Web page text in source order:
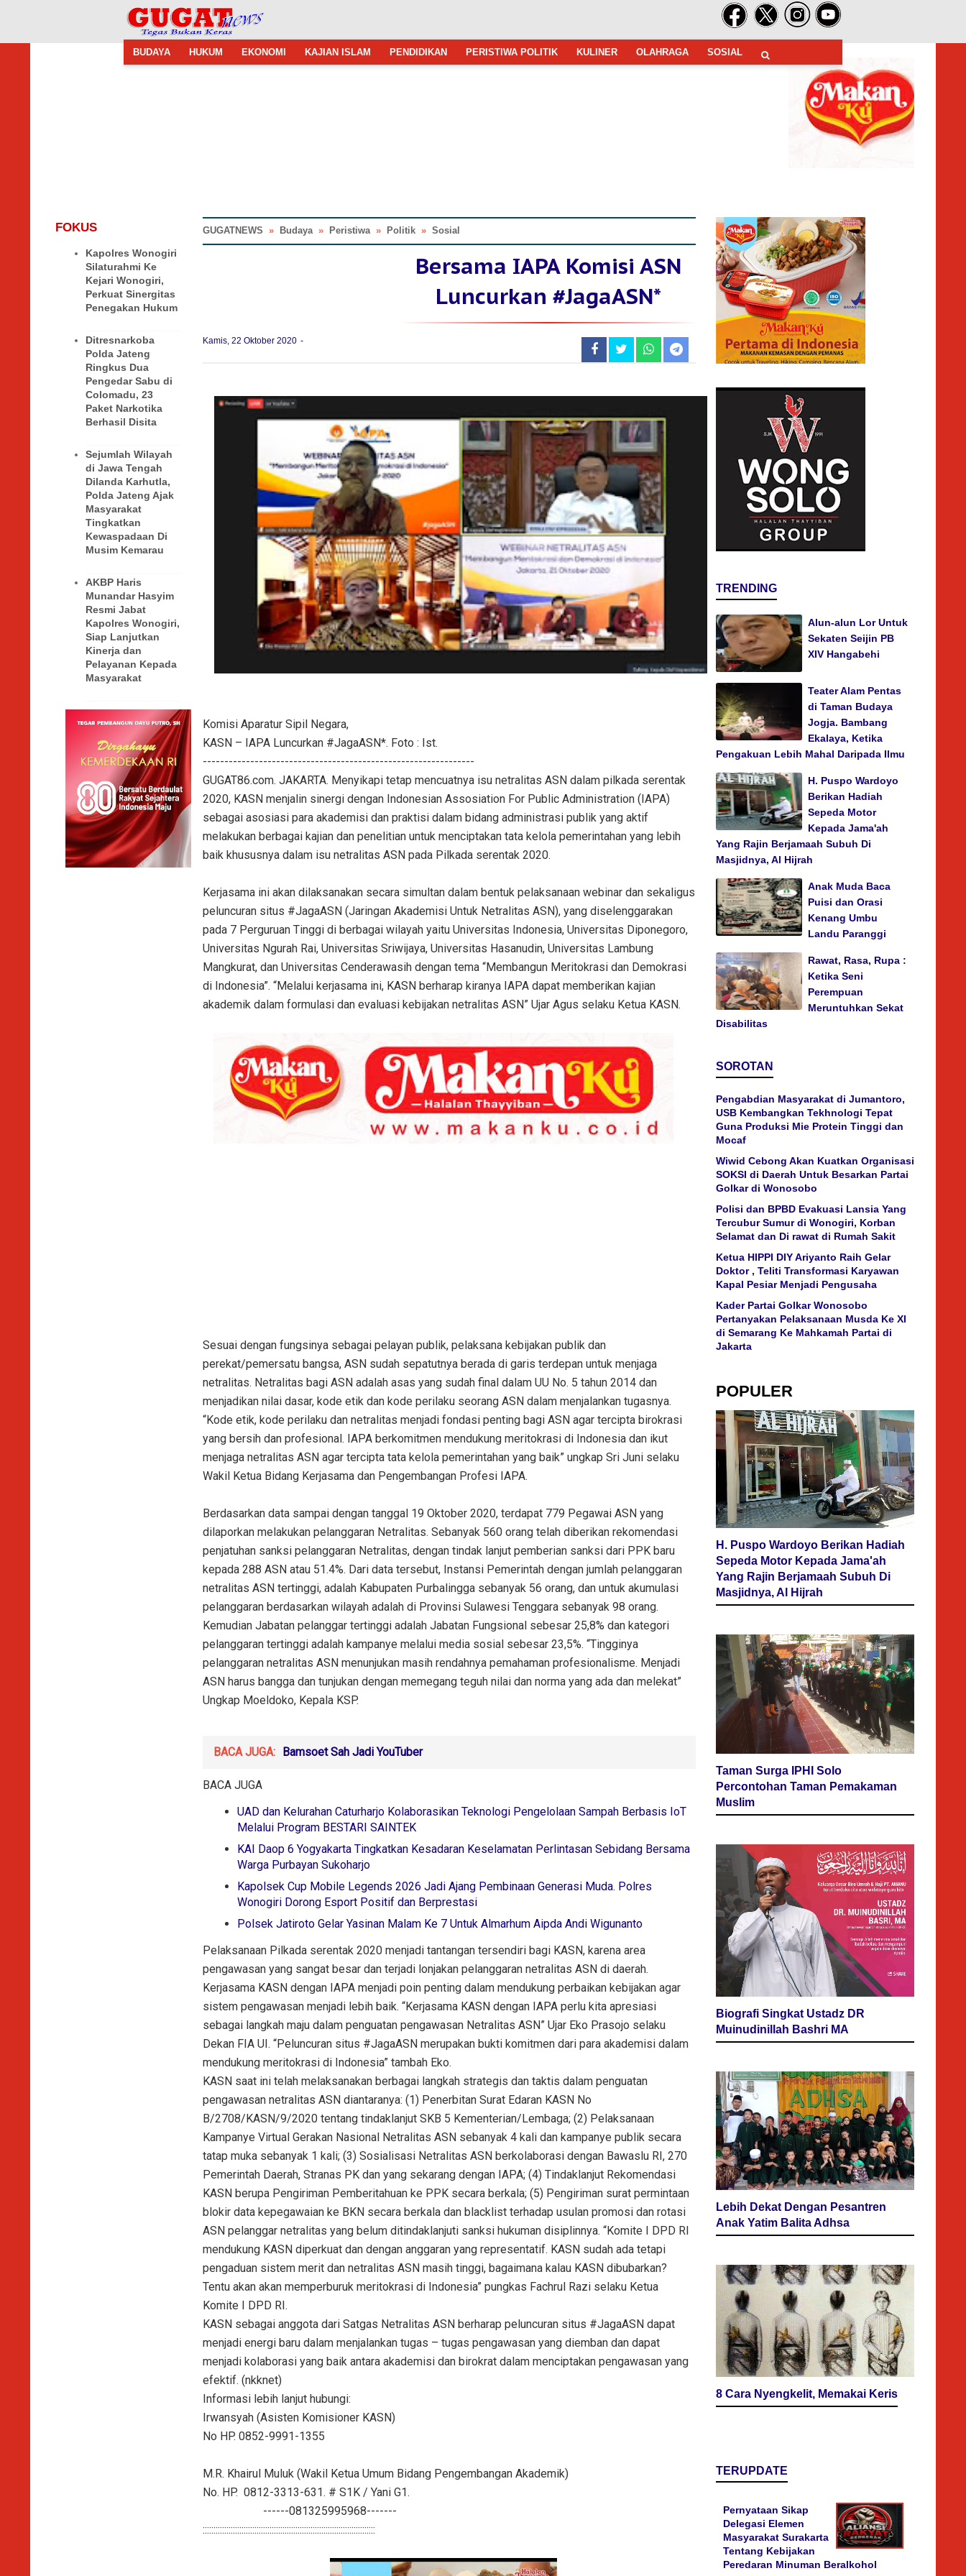
BUDAYA HUKUM EKONOMI KAJIAN ISLAM PENDIDIKAN PERISTIWA POLITIK KULINER OLAHRAGA SOSIAL
FOKUS
Kapolres Wonogiri
Silaturahmi Ke
Kejari Wonogiri,
Perkuat Sinergitas
Penegakan Hukum
Ditresnarkoba
Polda Jateng
Ringkus Dua
Pengedar Sabu di
Colomadu, 23
Paket Narkotika
Berhasil Disita
Sejumlah Wilayah
di Jawa Tengah
Dilanda Karhutla,
Polda Jateng Ajak
Masyarakat
Tingkatkan
Kewaspadaan Di
Musim Kemarau
AKBP Haris
Munandar Hasyim
Resmi Jabat
Kapolres Wonogiri,
Siap Lanjutkan
Kinerja dan
Pelayanan Kepada
Masyarakat
GUGATNEWS » Budaya » Peristiwa » Politik » Sosial
Bersama IAPA Komisi ASN
Luncurkan #JagaASN*
Kamis, 22 Oktober 2020
Komisi Aparatur Sipil Negara,
KASN – IAPA Luncurkan #JagaASN*. Foto : Ist.
---------------------------------------------------------------
GUGAT86.com. JAKARTA. Menyikapi tetap mencuatnya isu netralitas ASN dalam pilkada serentak
2020, KASN menjalin sinergi dengan Indonesian Assosiation For Public Administration (IAPA)
sebagai asosiasi para akademisi dan praktisi dalam bidang administrasi publik yang aktif
melakukan berbagai kajian dan penelitian untuk menciptakan tata kelola pemerintahan yang lebih
baik khususnya dalam isu netralitas ASN pada Pilkada serentak 2020.
Kerjasama ini akan dilaksanakan secara simultan dalam bentuk pelaksanaan webinar dan sekaligus
peluncuran situs #JagaASN (Jaringan Akademisi Untuk Netralitas ASN), yang diselenggarakan
pada 7 Perguruan Tinggi di berbagai wilayah yaitu Universitas Indonesia, Universitas Diponegoro,
Universitas Ngurah Rai, Universitas Sriwijaya, Universitas Hasanudin, Universitas Lambung
Mangkurat, dan Universitas Cenderawasih dengan tema “Membangun Meritokrasi dan Demokrasi
di Indonesia”. “Melalui kerjasama ini, KASN berharap kiranya IAPA dapat memberikan kajian
akademik dalam formulasi dan evaluasi kebijakan netralitas ASN” Ujar Agus selaku Ketua KASN.
Sesuai dengan fungsinya sebagai pelayan publik, pelaksana kebijakan publik dan
perekat/pemersatu bangsa, ASN sudah sepatutnya berada di garis terdepan untuk menjaga
netralitas. Netralitas bagi ASN adalah asas yang sudah final dalam UU No. 5 tahun 2014 dan
menjadikan nilai dasar, kode etik dan kode perilaku seorang ASN dalam menjalankan tugasnya.
“Kode etik, kode perilaku dan netralitas menjadi fondasi penting bagi ASN agar tercipta birokrasi
yang bersih dan profesional. IAPA berkomitmen mendukung meritokrasi di Indonesia dan ikut
menjaga netralitas ASN agar tercipta tata kelola pemerintahan yang baik” ungkap Sri Juni selaku
Wakil Ketua Bidang Kerjasama dan Pengembangan Profesi IAPA.
Berdasarkan data sampai dengan tanggal 19 Oktober 2020, terdapat 779 Pegawai ASN yang
dilaporkan melakukan pelanggaran Netralitas. Sebanyak 560 orang telah diberikan rekomendasi
penjatuhan sanksi pelanggaran Netralitas, dengan tindak lanjut pemberian sanksi dari PPK baru
kepada 288 ASN atau 51.4%. Dari data tersebut, Instansi Pemerintah dengan jumlah pelanggaran
netralitas ASN tertinggi, adalah Kabupaten Purbalingga sebanyak 56 orang, dan untuk akumulasi
pelanggaran berdasarkan wilayah adalah di Provinsi Sulawesi Tenggara sebanyak 98 orang.
Kemudian Jabatan pelanggar tertinggi adalah Jabatan Fungsional sebesar 25,8% dan kategori
pelanggaran tertinggi adalah kampanye melalui media sosial sebesar 23,5%. “Tingginya
pelanggaran netralitas ASN menunjukan masih rendahnya pemahaman profesionalisme. Menjadi
ASN harus bangga dan tunjukan dengan memegang teguh nilai dan norma yang ada dan melekat”
Ungkap Moeldoko, Kepala KSP.
BACA JUGA: Bamsoet Sah Jadi YouTuber
BACA JUGA
UAD dan Kelurahan Caturharjo Kolaborasikan Teknologi Pengelolaan Sampah Berbasis IoT
Melalui Program BESTARI SAINTEK
KAI Daop 6 Yogyakarta Tingkatkan Kesadaran Keselamatan Perlintasan Sebidang Bersama
Warga Purbayan Sukoharjo
Kapolsek Cup Mobile Legends 2026 Jadi Ajang Pembinaan Generasi Muda. Polres
Wonogiri Dorong Esport Positif dan Berprestasi
Polsek Jatiroto Gelar Yasinan Malam Ke 7 Untuk Almarhum Aipda Andi Wigunanto
Pelaksanaan Pilkada serentak 2020 menjadi tantangan tersendiri bagi KASN, karena area
pengawasan yang sangat besar dan terjadi lonjakan pelanggaran netralitas ASN di daerah.
Kerjasama KASN dengan IAPA menjadi poin penting dalam mendukung perbaikan kebijakan agar
sistem pengawasan menjadi lebih baik. “Kerjasama KASN dengan IAPA perlu kita apresiasi
sebagai langkah maju dalam penguatan pengawasan Netralitas ASN” Ujar Eko Prasojo selaku
Dekan FIA UI. “Peluncuran situs #JagaASN merupakan bukti komitmen dari para akademisi dalam
mendukung meritokrasi di Indonesia” tambah Eko.
KASN saat ini telah melaksanakan berbagai langkah strategis dan taktis dalam penguatan
pengawasan netralitas ASN diantaranya: (1) Penerbitan Surat Edaran KASN No
B/2708/KASN/9/2020 tentang tindaklanjut SKB 5 Kementerian/Lembaga; (2) Pelaksanaan
Kampanye Virtual Gerakan Nasional Netralitas ASN sebanyak 4 kali dan kampanye publik secara
tatap muka sebanyak 1 kali; (3) Sosialisasi Netralitas ASN berkolaborasi dengan Bawaslu RI, 270
Pemerintah Daerah, Stranas PK dan yang sekarang dengan IAPA; (4) Tindaklanjut Rekomendasi
KASN berupa Pengiriman Pemberitahuan ke PPK secara berkala; (5) Pengiriman surat permintaan
blokir data kepegawaian ke BKN secara berkala dan blacklist terhadap usulan promosi dan rotasi
ASN pelanggar netralitas yang belum ditindaklanjuti sanksi hukuman disiplinnya. “Komite I DPD RI
mendukung KASN diperkuat dan dengan anggaran yang representatif. KASN sudah ada tetapi
pengaduan sistem merit dan netralitas ASN masih tinggi, bagaimana kalau KASN dibubarkan?
Tentu akan akan memperburuk meritokrasi di Indonesia” pungkas Fachrul Razi selaku Ketua
Komite I DPD RI.
KASN sebagai anggota dari Satgas Netralitas ASN berharap peluncuran situs #JagaASN dapat
menjadi energi baru dalam menjalankan tugas – tugas pengawasan yang diemban dan dapat
menjadi kolaborasi yang baik antara akademisi dan birokrat dalam menciptakan pengawasan yang
efektif. (nkknet)
Informasi lebih lanjut hubungi:
Irwansyah (Asisten Komisioner KASN)
No HP. 0852-9991-1355
M.R. Khairul Muluk (Wakil Ketua Umum Bidang Pengembangan Akademik)
No. HP. 0812-3313-631. # S1K / Yani G1.
------081325995968-------
::::::::::::::::::::::::::::::::::::::::::::::::::::::::::::::::::::::::::::::::
TRENDING
Alun-alun Lor Untuk
Sekaten Seijin PB
XIV Hangabehi
Teater Alam Pentas
di Taman Budaya
Jogja. Bambang
Ekalaya, Ketika
Pengakuan Lebih Mahal Daripada Ilmu
H. Puspo Wardoyo
Berikan Hadiah
Sepeda Motor
Kepada Jama'ah
Yang Rajin Berjamaah Subuh Di
Masjidnya, Al Hijrah
Anak Muda Baca
Puisi dan Orasi
Kenang Umbu
Landu Paranggi
Rawat, Rasa, Rupa :
Ketika Seni
Perempuan
Meruntuhkan Sekat
Disabilitas
SOROTAN
Pengabdian Masyarakat di Jumantoro,
USB Kembangkan Tekhnologi Tepat
Guna Produksi Mie Protein Tinggi dan
Mocaf
Wiwid Cebong Akan Kuatkan Organisasi
SOKSI di Daerah Untuk Besarkan Partai
Golkar di Wonosobo
Polisi dan BPBD Evakuasi Lansia Yang
Tercubur Sumur di Wonogiri, Korban
Selamat dan Di rawat di Rumah Sakit
Ketua HIPPI DIY Ariyanto Raih Gelar
Doktor , Teliti Transformasi Karyawan
Kapal Pesiar Menjadi Pengusaha
Kader Partai Golkar Wonosobo
Pertanyakan Pelaksanaan Musda Ke XI
di Semarang Ke Mahkamah Partai di
Jakarta
POPULER
H. Puspo Wardoyo Berikan Hadiah
Sepeda Motor Kepada Jama'ah
Yang Rajin Berjamaah Subuh Di
Masjidnya, Al Hijrah
Taman Surga IPHI Solo
Percontohan Taman Pemakaman
Muslim
Biografi Singkat Ustadz DR
Muinudinillah Bashri MA
Lebih Dekat Dengan Pesantren
Anak Yatim Balita Adhsa
8 Cara Nyengkelit, Memakai Keris
TERUPDATE
Pernyataan Sikap
Delegasi Elemen
Masyarakat Surakarta
Tentang Kebijakan
Peredaran Minuman Beralkohol